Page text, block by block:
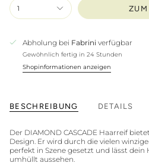
1 ZUM
Abholung bei Fabrini verfügbar
Gewöhnlich fertig in 24 Stunden
Shopinformationen anzeigen
BESCHREIBUNG DETAILS
Der DIAMOND CASCADE Haarreif
Design. Er wird durch die vielen
perfekt in Szene gesetzt und lässt dein
umhüllt aussehen.